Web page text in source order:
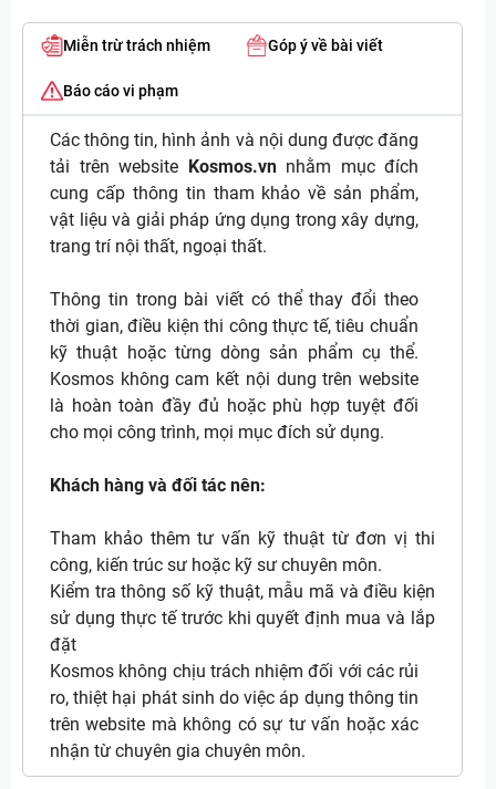
Miễn trừ trách nhiệm Góp ý về bài viết
Báo cáo vi phạm
Các thông tin, hình ảnh và nội dung được đăng
tải trên website Kosmos.vnnhằm mục đích
cung cấp thông tin tham khảo về sản phẩm,
vật liệu và giải pháp ứng dụng trong xây dựng,
trang trí nội thất, ngoại thất.
Thông tin trong bài viết có thể thay đổi theo
thời gian, điều kiện thi công thực tế, tiêu chuẩn
kỹ thuật hoặc từng dòng sản phẩm cụ thể.
Kosmos không cam kết nội dung trên website
là hoàn toàn đầy đủ hoặc phù hợp tuyệt đối
cho mọi công trình, mọi mục đích sử dụng.
Khách hàng và đối tác nên:
Tham khảo thêm tư vấn kỹ thuật từ đơn vị thi
công, kiến trúc sư hoặc kỹ sư chuyên môn.
Kiểm tra thông số kỹ thuật, mẫu mã và điều kiện
sử dụng thực tế trước khi quyết định mua và lắp
đặt
Kosmos không chịu trách nhiệm đối với các rủi
ro, thiệt hại phát sinh do việc áp dụng thông tin
trên website mà không có sự tư vấn hoặc xác
nhận từ chuyên gia chuyên môn.